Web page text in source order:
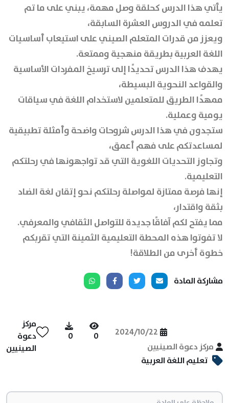
يأتي هذا الدرس كحلقة وصل مهمة، يبني على ما تم
تعلمه في الدروس العشرة السابقة،
ويعزز من قدرات المتعلم الصيني على استيعاب أساسيات
اللغة العربية بطريقة منهجية وممتعة.
يهدف هذا الدرس تحديدًا إلى ترسيخ المفردات الأساسية
والقواعد النحوية البسيطة،
ممهدًا الطريق للمتعلمين لاستخدام اللغة في سياقات
يومية وعملية.
ستجدون في هذا الدرس شروحات واضحة وأمثلة تطبيقية
لمساعدتكم على فهم أعمق،
وتجاوز التحديات اللغوية التي قد تواجهونها في رحلتكم
التعليمية.
إنها فرصة ممتازة لمواصلة رحلتكم نحو إتقان لغة الضاد
بثقة واقتدار،
مما يفتح لكم آفاقًا جديدة للتواصل الثقافي والمعرفي.
لا تفوتوا هذه المحطة التعليمية الثمينة التي تقربكم
خطوة أخرى من الطلاقة!
مشاركة المادة
مركز دعوة الصينيين
2024/10/22
0
0
مركز
دعوة
الصينيين
تعليم اللغة العربية